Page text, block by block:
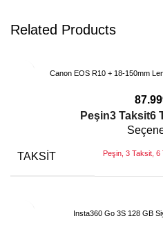
Related Products
Canon EOS R10 + 18-150mm
Peşin3 Taksit6
TAKSIT Peşin, 3 Taksit,
Insta360 Go 3S 128 GB